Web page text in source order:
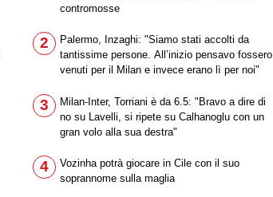
contromosse
2
Palermo, Inzaghi: "Siamo stati accolti da
tantissime persone. All’inizio pensavo fossero
venuti per il Milan e invece erano lì per noi"
3
Milan-Inter, Torriani è da 6.5: "Bravo a dire di
no su Lavelli, si ripete su Calhanoglu con un
gran volo alla sua destra"
4
Vozinha potrà giocare in Cile con il suo
soprannome sulla maglia